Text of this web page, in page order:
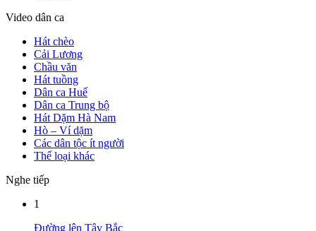
Video dân ca
Hát chèo
Cải Lương
Chầu văn
Hát tuồng
Dân ca Huế
Dân ca Trung bộ
Hát Dặm Hà Nam
Hò – Ví dặm
Các dân tộc ít người
Thể loại khác
Nghe tiếp
1
Đường lên Tây Bắc